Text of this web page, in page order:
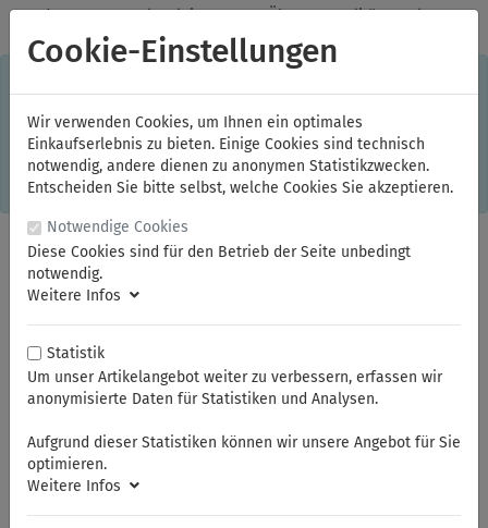
✓Jeden Monat starke Aktionen ✓Über 20 Qualitätsmarken ✓
Kostenlose Lieferung im Inland ab 150,00 Euro Bruttowarenwert
Einkaufserlebnis. Dabei werden beispielsweise die Session-
Informationen oder die Spracheinstellung auf Ihrem Rechner
gespeichert. Ohne Cookies ist der Funktionsumfang des
Online-Shops eingeschränkt. Sind Sie damit nicht
einverstanden, klicken Sie bitte hier.
Montierwerkzeuge, Nageleisen und Brechstangen
Cookie-Einstellungen
Wir verwenden Cookies, um Ihnen ein optimales
Einkaufserlebnis zu bieten. Einige Cookies sind technisch
notwendig, andere dienen zu anonymen Statistikzwecken.
Entscheiden Sie bitte selbst, welche Cookies Sie akzeptieren.
Notwendige Cookies
Diese Cookies sind für den Betrieb der Seite unbedingt
notwendig.
Weitere Infos
Statistik
Um unser Artikelangebot weiter zu verbessern, erfassen wir
anonymisierte Daten für Statistiken und Analysen.
Aufgrund dieser Statistiken können wir unsere Angebot für Sie
optimieren.
Weitere Infos